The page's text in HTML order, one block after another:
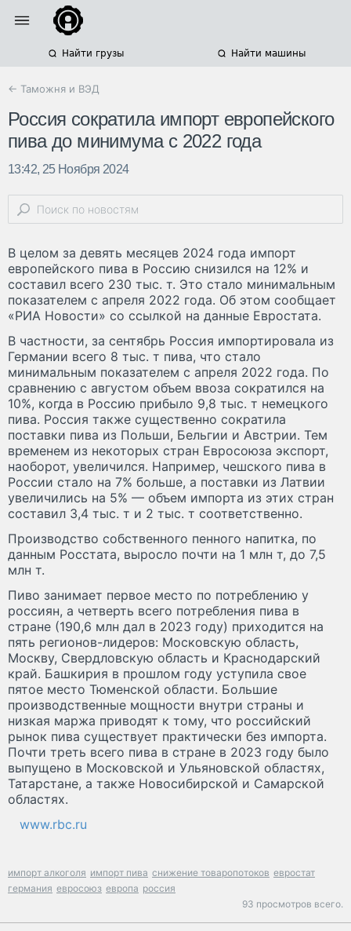
Найти грузы Найти машины
← Таможня и ВЭД
Россия сократила импорт европейского
пива до минимума с 2022 года
13:42, 25 Ноября 2024
В целом за девять месяцев 2024 года импорт
европейского пива в Россию снизился на 12% и
составил всего 230 тыс. т. Это стало минимальным
показателем с апреля 2022 года. Об этом сообщает
«РИА Новости» со ссылкой на данные Евростата.
В частности, за сентябрь Россия импортировала из
Германии всего 8 тыс. т пива, что стало
минимальным показателем с апреля 2022 года. По
сравнению с августом объем ввоза сократился на
10%, когда в Россию прибыло 9,8 тыс. т немецкого
пива. Россия также существенно сократила
поставки пива из Польши, Бельгии и Австрии. Тем
временем из некоторых стран Евросоюза экспорт,
наоборот, увеличился. Например, чешского пива в
России стало на 7% больше, а поставки из Латвии
увеличились на 5% — объем импорта из этих стран
составил 3,4 тыс. т и 2 тыс. т соответственно.
Производство собственного пенного напитка, по
данным Росстата, выросло почти на 1 млн т, до 7,5
млн т.
Пиво занимает первое место по потреблению у
россиян, а четверть всего потребления пива в
стране (190,6 млн дал в 2023 году) приходится на
пять регионов-лидеров: Московскую область,
Москву, Свердловскую область и Краснодарский
край. Башкирия в прошлом году уступила свое
пятое место Тюменской области. Большие
производственные мощности внутри страны и
низкая маржа приводят к тому, что российский
рынок пива существует практически без импорта.
Почти треть всего пива в стране в 2023 году было
выпущено в Московской и Ульяновской областях,
Татарстане, а также Новосибирской и Самарской
областях.
www.rbc.ru
импорт алкоголя импорт пива снижение товаропотоков евростат
германия евросоюз европа россия
93 просмотров всего.